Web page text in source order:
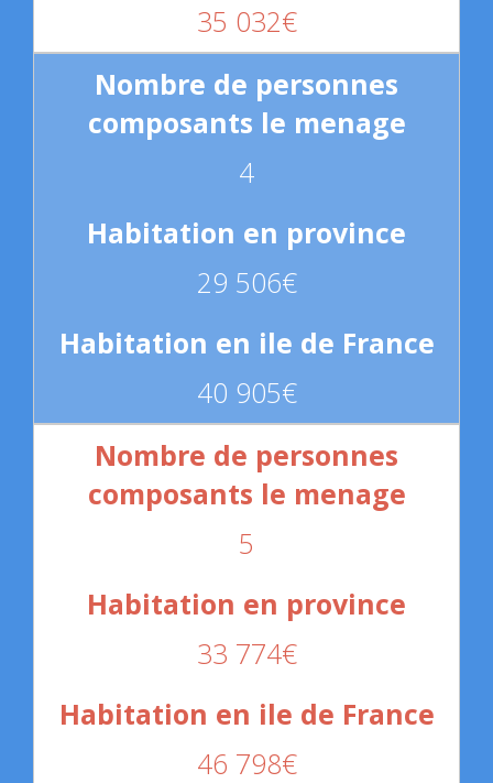
35 032€
4
29 506€
40 905€
5
33 774€
46 798€